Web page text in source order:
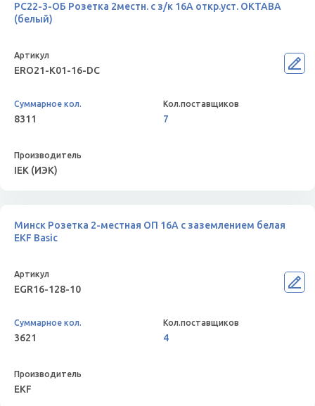
РС22-3-ОБ Розетка 2местн. с з/к 16А откр.уст. ОКТАВА
(белый)
ERO21-K01-16-DC
8311 7
IEK (ИЭК)
Минск Розетка 2-местная ОП 16А с заземлением белая
EKF Basic
EGR16-128-10
3621 4
EKF